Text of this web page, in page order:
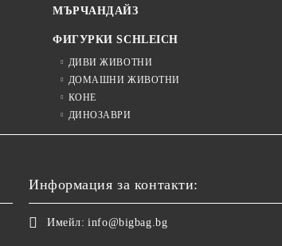
МЪРЧАНДАЙЗ
ФИГУРКИ SCHLEICH
ДИВИ ЖИВОТНИ
ДОМАШНИ ЖИВОТНИ
КОНЕ
ДИНОЗАВРИ
Информация за контакти:
Имейл: info@bigbag.bg